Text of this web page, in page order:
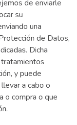
de enviarle
su
una
de Datos,
Dicha
y puede
a cabo o
o compra o que